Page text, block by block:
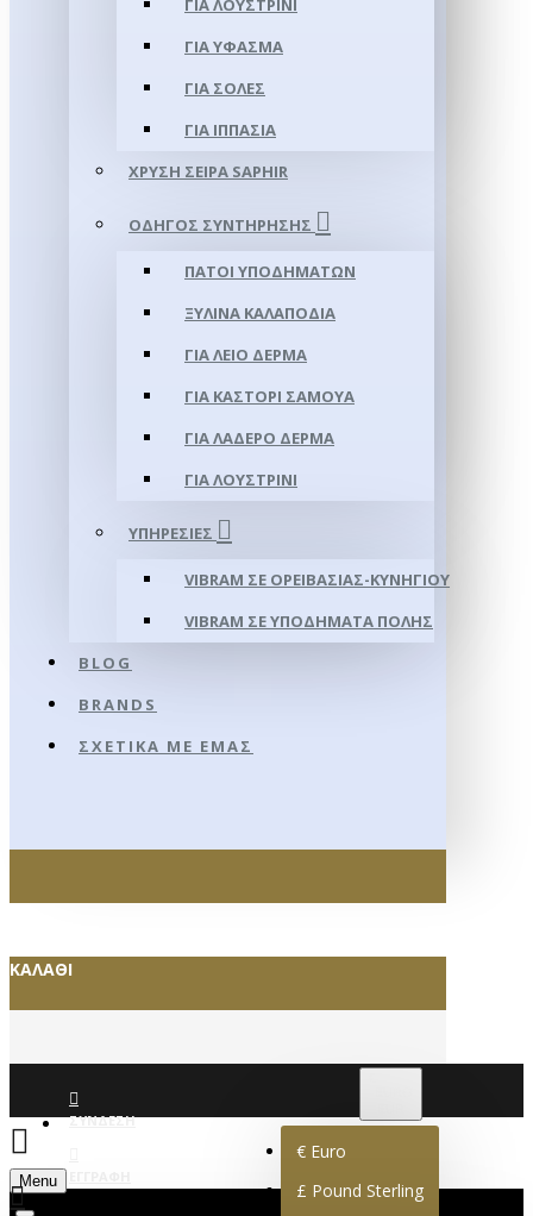
ΓΙΑ ΛΟΥΣΤΡΊΝΙ
ΓΙΑ ΥΦΑΣΜΑ
ΓΙΑ ΣΌΛΕΣ
ΓΙΑ ΙΠΠΑΣΊΑ
ΧΡΥΣΉ ΣΕΙΡΆ SAPHIR
ΟΔΗΓΌΣ ΣΥΝΤΉΡΗΣΗΣ
ΠΆΤΟΙ ΥΠΟΔΗΜΆΤΩΝ
ΞΎΛΙΝΑ ΚΑΛΑΠΌΔΙΑ
ΓΙΑ ΛΕΊΟ ΔΈΡΜΑ
ΓΙΑ ΚΑΣΤΌΡΙ ΣΑΜΟΎΑ
ΓΙΑ ΛΑΔΕΡΌ ΔΈΡΜΑ
ΓΙΑ ΛΟΥΣΤΡΊΝΙ
ΥΠΗΡΕΣΊΕΣ
VIBRAM ΣΕ ΟΡΕΙΒΑΣΊΑΣ-ΚΥΝΗΓΊΟΥ
VIBRAM ΣΕ ΥΠΟΔΉΜΑΤΑ ΠΌΛΗΣ
BLOG
BRANDS
ΣΧΕΤΙΚΆ ΜΕ ΕΜΆΣ
ΚΑΛΆΘΙ
ΣΎΝΔΕΣΗ
€ Euro
£ Pound Sterling
Menu